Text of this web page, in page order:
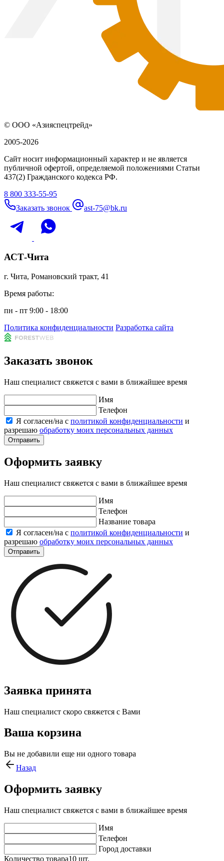
© ООО «Азияспецтрейд»
2005-2026
Сайт носит информационный характер и не является
публичной офертой, определяемой положениями Статьи
437(2) Гражданского кодекса РФ.
8 800 333-55-95
Заказать звонок
ast-75@bk.ru
АСТ-Чита
г. Чита, Романовский тракт, 41
Время работы:
пн - пт 9:00 - 18:00
Политика конфиденциальности Разработка сайта
Заказать звонок
Наш специалист свяжется с вами в ближайшее время
Имя
Телефон
Я согласен/на с политикой конфиденциальности и
разрешаю обработку моих персональных данных
Отправить
Оформить заявку
Наш специалист свяжется с вами в ближайшее время
Имя
Телефон
Название товара
Я согласен/на с политикой конфиденциальности и
разрешаю обработку моих персональных данных
Отправить
Заявка принята
Наш специалист скоро свяжется с Вами
Ваша корзина
Вы не добавили еще ни одного товара
Назад
Оформить заявку
Наш специалист свяжется с вами в ближайшее время
Имя
Телефон
Город доставки
Количество товара10 шт.